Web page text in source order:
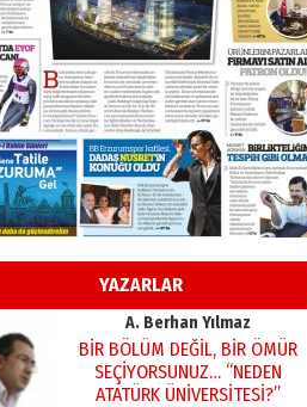
YAZARLAR
Ahmed Yesevi’den bir
Alperen… ”Reisimiz” idi…
Hakka yürüdü.!
26 Mart 2026 Perşembe
Cem Bakırcı
Ardında bıraktığı hatıralarıyla
gönül adamı Faruk Terzioğlu!
13 Mayıs 2026 Çarşamba
Esat BİNDESEN
Başkan Sekmen’den Erzurum’a
bir vizyon proje daha!
02 Ağustos 2026 Pazar
Kadir SABUNCUOĞLU
Erzurumspor’un köşe taşları
29 Haziran 2026 Pazartesi